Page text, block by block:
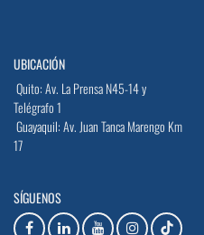
UBICACIÓN
Quito: Av. La Prensa N45-14 y
Telégrafo 1
Guayaquil: Av. Juan Tanca Marengo Km
17
SÍGUENOS